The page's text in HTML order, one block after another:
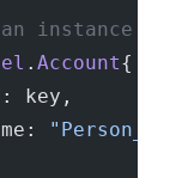
instance of
.Account{
key,
"Person_"